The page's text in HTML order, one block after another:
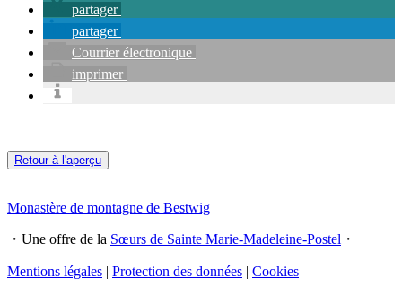
partager
partager
Courrier électronique
imprimer
Retour à l'aperçu
Monastère de montagne de Bestwig
・Une offre de la Sœurs de Sainte Marie-Madeleine-Postel ・
Mentions légales | Protection des données | Cookies